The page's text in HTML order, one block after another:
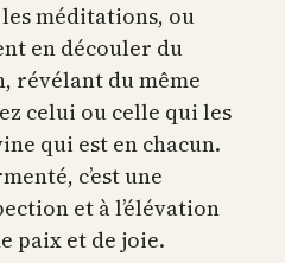
méditations, ou
en découler du
révélant du même
celui ou celle qui les
qui est en chacun.
c’est une
et à l’élévation
paix et de joie.